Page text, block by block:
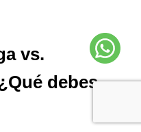
vs.
debes